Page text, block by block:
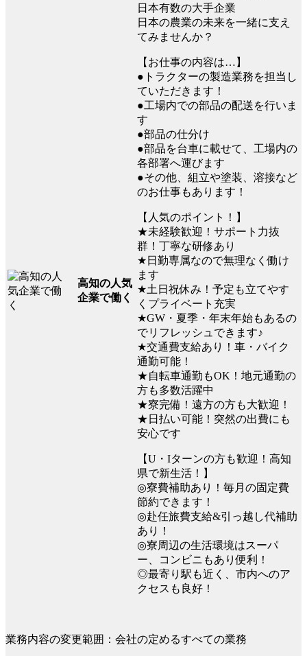
高知の人気
企業で働く
日本有数の大手企業
日本の農業の未来を一緒に支え
てみませんか？
【お仕事の内容は…】
●トラクターの製造業務を担当し
ていただきます！
●工場内での部品の配送を行いま
す
●部品の仕分け
●部品を台車に載せて、工場内の
各部署へ運びます
●その他、組立や塗装、溶接など
のお仕事もあります！
【人気のポイント！】
★未経験歓迎！サポート力抜
群！丁寧な研修あり
★日勤専属なので無理なく働け
ます
★土日祝休み！予定も立てやす
くプライベート充実
★GW・夏季・年末年始もあるの
でリフレッシュできます♪
★交通費支給あり！車・バイク
通勤可能！
★自転車通勤もOK！地元通勤の
方も多数活躍中
★寮完備！遠方の方も大歓迎！
★日払い可能！突然の出費にも
安心です
【U・Iターンの方も歓迎！高知
県で新生活！】
◎寮費補助あり！毎月の固定費
節約できます！
◎赴任旅費支給&引っ越し代補助
あり！
◎寮周辺の生活環境はスーパ
ー、コンビニもあり便利！
◎最寄り駅も近く、市内へのア
クセスも良好！
業務内容の変更範囲：会社の定めるすべての業務